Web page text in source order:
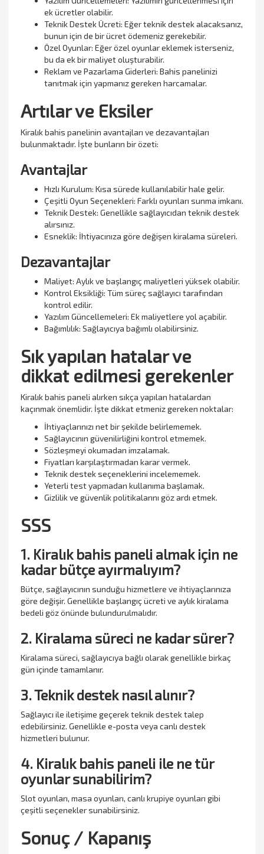
ek ücretler olabilir.
Teknik Destek Ücreti: Eğer teknik destek alacaksanız,
bunun için de bir ücret ödemeniz gerekebilir.
Özel Oyunlar: Eğer özel oyunlar eklemek isterseniz,
bu da ek bir maliyet oluşturabilir.
Reklam ve Pazarlama Giderleri: Bahis panelinizi
tanıtmak için yapmanız gereken harcamalar.
Artılar ve Eksiler
Kiralık bahis panelinin avantajları ve dezavantajları
bulunmaktadır. İşte bunların bir özeti:
Avantajlar
Hızlı Kurulum: Kısa sürede kullanılabilir hale gelir.
Çeşitli Oyun Seçenekleri: Farklı oyunları sunma imkanı.
Teknik Destek: Genellikle sağlayıcıdan teknik destek
alırsınız.
Esneklik: İhtiyacınıza göre değişen kiralama süreleri.
Dezavantajlar
Maliyet: Aylık ve başlangıç maliyetleri yüksek olabilir.
Kontrol Eksikliği: Tüm süreç sağlayıcı tarafından
kontrol edilir.
Yazılım Güncellemeleri: Ek maliyetlere yol açabilir.
Bağımlılık: Sağlayıcıya bağımlı olabilirsiniz.
Sık yapılan hatalar ve
dikkat edilmesi gerekenler
Kiralık bahis paneli alırken sıkça yapılan hatalardan
kaçınmak önemlidir. İşte dikkat etmeniz gereken noktalar:
İhtiyaçlarınızı net bir şekilde belirlememek.
Sağlayıcının güvenilirliğini kontrol etmemek.
Sözleşmeyi okumadan imzalamak.
Fiyatları karşılaştırmadan karar vermek.
Teknik destek seçeneklerini incelememek.
Yeterli test yapmadan kullanıma başlamak.
Gizlilik ve güvenlik politikalarını göz ardı etmek.
SSS
1. Kiralık bahis paneli almak için ne
kadar bütçe ayırmalıyım?
Bütçe, sağlayıcının sunduğu hizmetlere ve ihtiyaçlarınıza
göre değişir. Genellikle başlangıç ücreti ve aylık kiralama
bedeli göz önünde bulundurulmalıdır.
2. Kiralama süreci ne kadar sürer?
Kiralama süreci, sağlayıcıya bağlı olarak genellikle birkaç
gün içinde tamamlanır.
3. Teknik destek nasıl alınır?
Sağlayıcı ile iletişime geçerek teknik destek talep
edebilirsiniz. Genellikle e-posta veya canlı destek
hizmetleri bulunur.
4. Kiralık bahis paneli ile ne tür
oyunlar sunabilirim?
Slot oyunları, masa oyunları, canlı krupiye oyunları gibi
çeşitli seçenekler sunabilirsiniz.
Sonuç / Kapanış